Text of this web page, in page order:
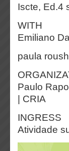
Iscte, Ed.4
WITH
Emiliano
paula
Paulo
| CRIA
INGRESS
Atividade